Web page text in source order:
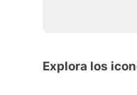
Explora los